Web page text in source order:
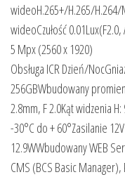
wideoH.265+/H.265/H.264/
wideoCzułość
5 Mpx (2560 x 1920)
Obsługa ICR Dzień/
256GBWbudowany
2.8mm, F 2.0Kąt widzenia
-30°C do + 60°Zasilanie
12.9WWbudowany WEB
CMS (BCS Basic